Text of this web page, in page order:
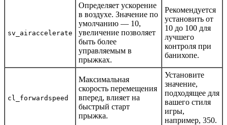
sv_airaccelerate
Определяет ускорение
в воздухе. Значение по
умолчанию — 10,
увеличение позволяет
быть более
управляемым в
прыжках.
Рекомендуется
установить от
10 до 100 для
лучшего
контроля при
банихопе.
cl_forwardspeed
Максимальная
скорость перемещения
вперед, влияет на
быстрый старт
прыжка.
Установите
значение,
подходящее для
вашего стиля
игры,
например, 350.